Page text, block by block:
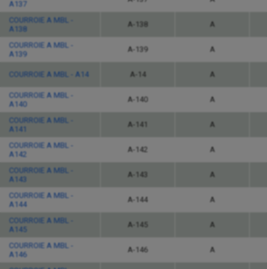
A137
COURROIE A MBL -
A138
A-138 A
COURROIE A MBL -
A139
A-139 A
COURROIE A MBL - A14 A-14 A
COURROIE A MBL -
A140
A-140 A
COURROIE A MBL -
A141
A-141 A
COURROIE A MBL -
A142
A-142 A
COURROIE A MBL -
A143
A-143 A
COURROIE A MBL -
A144
A-144 A
COURROIE A MBL -
A145
A-145 A
COURROIE A MBL -
A146
A-146 A